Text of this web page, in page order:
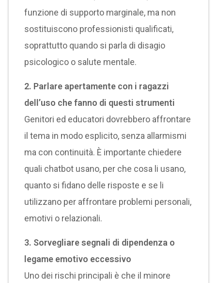
funzione di supporto marginale, ma non
sostituiscono professionisti qualificati,
soprattutto quando si parla di disagio
psicologico o salute mentale.
2. Parlare apertamente con i ragazzi
dell’uso che fanno di questi strumenti
Genitori ed educatori dovrebbero affrontare
il tema in modo esplicito, senza allarmismi
ma con continuità. È importante chiedere
quali chatbot usano, per che cosa li usano,
quanto si fidano delle risposte e se li
utilizzano per affrontare problemi personali,
emotivi o relazionali.
3. Sorvegliare segnali di dipendenza o
legame emotivo eccessivo
Uno dei rischi principali è che il minore